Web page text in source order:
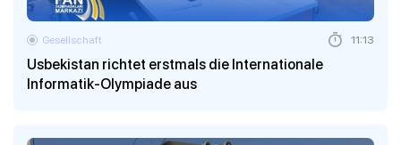
Usbekistan richtet erstmals die Internationale
Informatik-Olympiade aus
Gesellschaft 11:13